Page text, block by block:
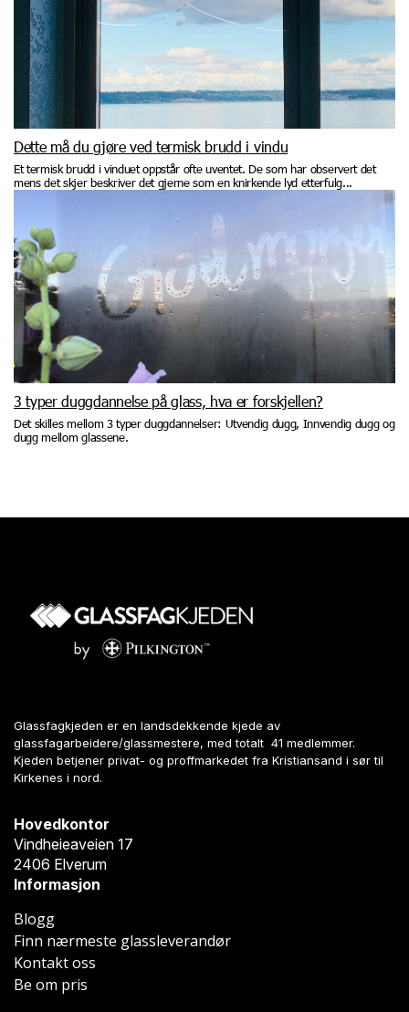
Dette må du gjøre ved termisk brudd i vindu
Et termisk brudd i vinduet oppstår ofte uventet. De som har observert det
mens det skjer beskriver det gjerne som en knirkende lyd etterfulg...
3 typer duggdannelse på glass, hva er forskjellen?
Det skilles mellom 3 typer duggdannelser: Utvendig dugg, Innvendig dugg og
dugg mellom glassene.
Glassfagkjeden er en landsdekkende kjede av
glassfagarbeidere/glassmestere, med totalt 41 medlemmer.
Kjeden betjener privat- og proffmarkedet fra Kristiansand i sør til
Kirkenes i nord.
Hovedkontor
Vindheieaveien 17
2406 Elverum
Informasjon
Blogg
Finn nærmeste glassleverandør
Kontakt oss
Be om pris